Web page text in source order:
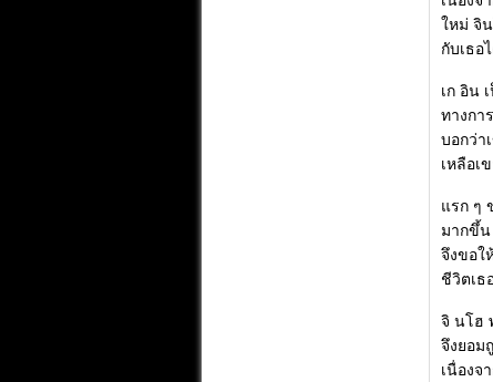
ใหม่ จิ
กับเธอ
เก อิน
ทางกา
บอกว่า
เหลือเ
แรก ๆ
มากขึ้น
จึงขอใ
ชีวิตเธ
จิ นโฮ
จึงยอม
เนื่องจ